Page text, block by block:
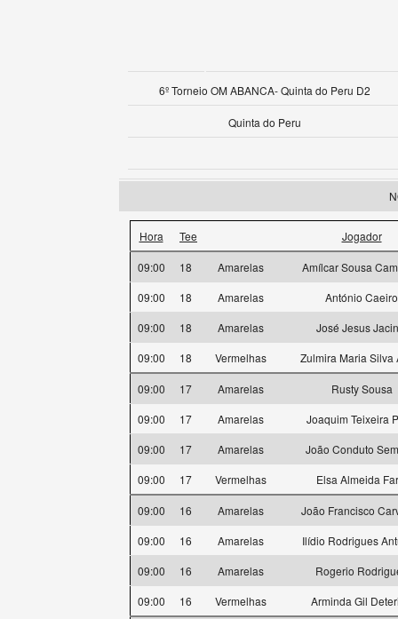
6º Torneio OM ABANCA- Quinta do Peru D2
Quinta do Peru
Hora Tee Jogador
09:00 18 Amarelas
Amílcar Sousa
09:00
18 Amarelas
António Caeiro
09:00
18 Amarelas
José Jesus
09:00
18 Vermelhas Zulmira Maria Silva
09:00 17 Amarelas
Rusty Sousa
09:00
17 Amarelas
Joaquim Teixeira
09:00
17 Amarelas
João Conduto
09:00
17 Vermelhas Elsa Almeida
09:00 16 Amarelas
João Francisco
09:00
16 Amarelas
Ilídio Rodrigues
09:00
16 Amarelas
Rogerio
09:00
16 Vermelhas Arminda Gil